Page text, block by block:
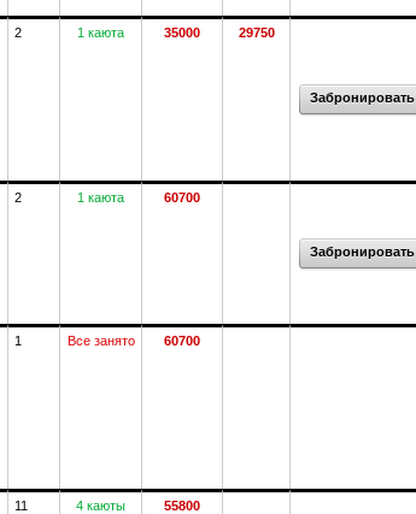
2 1 каюта 35000 29750
Забронировать
2 1 каюта 60700
Забронировать
1 Все занято 60700
11 4 каюты 55800